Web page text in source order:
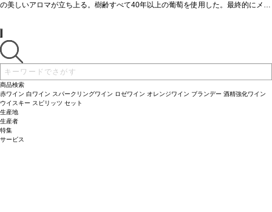
笑い顔をモチーフにしたもの。 彼の功績が評価され、2007年タイムマガジンのカ
の美しいアロマが立ち上る。樹齢すべて40年以上の葡萄を使用した。最終的にメル
中国人アーティスト。 彼の最も有名な作品は、オイルペインティングで、彼自身の
笑い顔をモチーフにしたもの。 彼の功績が評価され、2007年タイムマガジンのカ
バーストーリーで取り上げられた。
商品検索
赤ワイン 白ワイン スパークリングワイン ロゼワイン オレンジワイン ブランデー 酒精強化ワイン
ウイスキー スピリッツ セット
生産地
生産者
特集
サービス